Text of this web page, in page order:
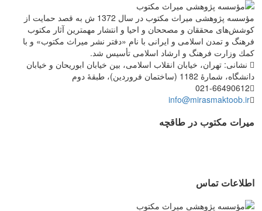
مؤسسه پژوهشی میراث مكتوب در سال 1372 ش به قصد حمایت از
كوشش‌های محققان و مصححان و احیا و انتشار مهمترین آثار مكتوب
فرهنگ و تمدن اسلامی و ایرانی با نام «دفتر نشر میراث مكتوب» و با
كمك وزارت فرهنگ و ارشاد اسلامی تأسیس شد.
نشانی: تهران، خیابان انقلاب اسلامی، بین خیابان ابوریحان و خیابان
دانشگاه، شمارۀ 1182 (ساختمان فروردین)، طبقۀ دوم
021-66490612
info@mirasmaktoob.ir
میرات مکتوب در طاقچه
اطلاعات تماس